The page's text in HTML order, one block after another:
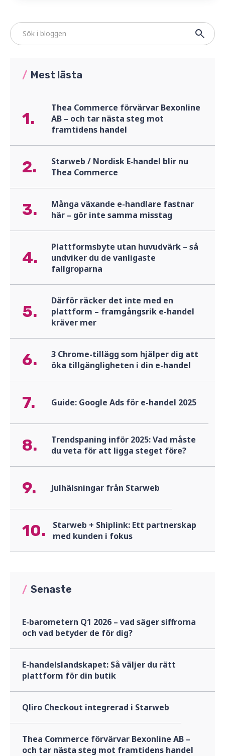
/ Mest lästa
1.
Thea Commerce förvärvar Bexonline
AB – och tar nästa steg mot
framtidens handel
2.
Starweb / Nordisk E‑handel blir nu
Thea Commerce
3.
Många växande e-handlare fastnar
här – gör inte samma misstag
4.
Plattformsbyte utan huvudvärk – så
undviker du de vanligaste
fallgroparna
5.
Därför räcker det inte med en
plattform – framgångsrik e-handel
kräver mer
6.
3 Chrome-tillägg som hjälper dig att
öka tillgängligheten i din e-handel
7. Guide: Google Ads för e-handel 2025
8.
Trendspaning inför 2025: Vad måste
du veta för att ligga steget före?
9. Julhälsningar från Starweb
10.
Starweb + Shiplink: Ett partnerskap
med kunden i fokus
/ Senaste
E-barometern Q1 2026 – vad säger siffrorna
och vad betyder de för dig?
E-handelslandskapet: Så väljer du rätt
plattform för din butik
Qliro Checkout integrerad i Starweb
Thea Commerce förvärvar Bexonline AB –
och tar nästa steg mot framtidens handel